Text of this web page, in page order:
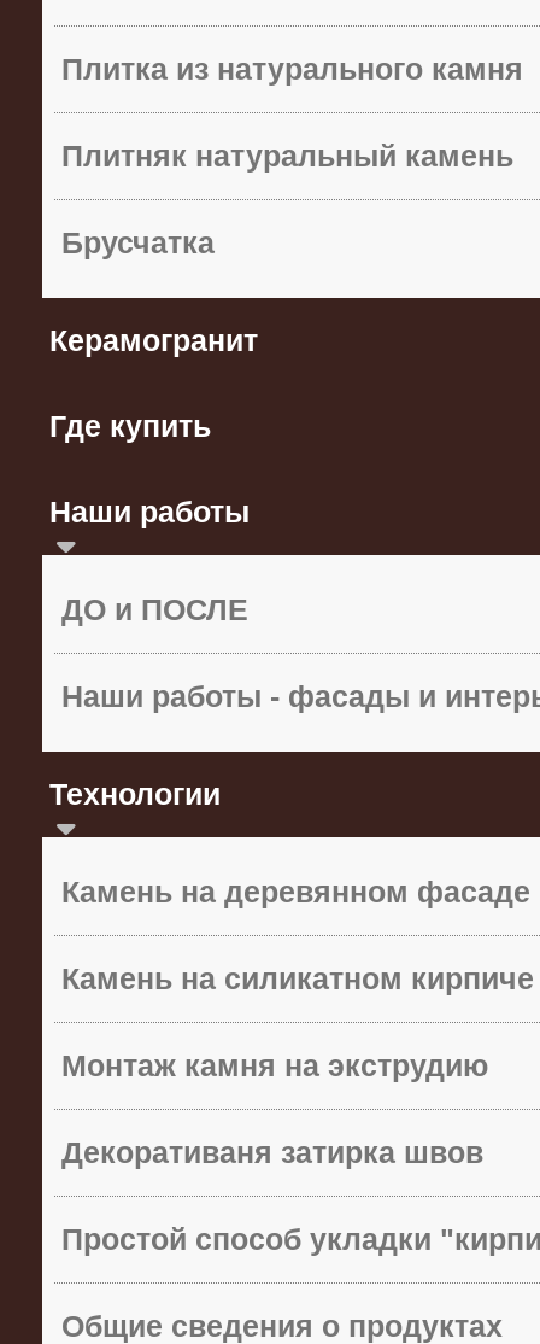
Плитка из натурального камня
Плитняк натуральный камень
Брусчатка
Керамогранит
Где купить
Наши работы
ДО и ПОСЛЕ
Наши работы - фасады и
Технологии
Камень на деревянном фасаде
Камень на силикатном кирпиче
Монтаж камня на экструдию
Декоративаня затирка швов
Простой способ укладки
Общие сведения о продуктах